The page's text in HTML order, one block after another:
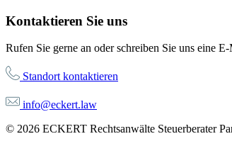
Kontaktieren Sie uns
Rufen Sie gerne an oder schreiben Sie uns eine
Standort kontaktieren
info@eckert.law
© 2026 ECKERT Rechtsanwälte Steuerberater